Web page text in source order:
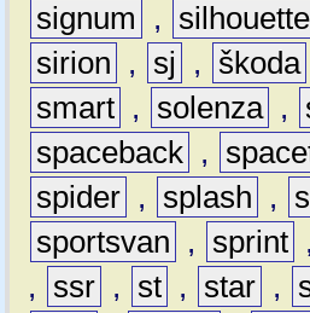
signum
, silhouette
sirion
, sj , škoda
smart , solenza ,
spaceback ,
spider , splash ,
sportsvan
, sprint ,
,
ssr , st , star ,